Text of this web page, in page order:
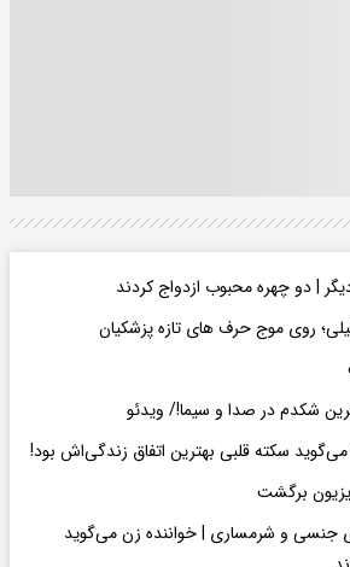
| دو چهره محبوب ازدواج کردند
روی موج حرف های تازه پزشکیان
شکدم در صدا و سیما!/ ویدئو
سکته قلبی بهترین اتفاق زندگی‌اش بود!
برگشت
جنسی و شرمساری | خواننده زن می‌گوید